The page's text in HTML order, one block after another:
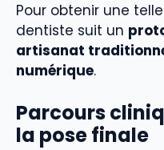
Pour obtenir une
dentiste suit un
artisanat
numérique.
Parcours
la pose finale